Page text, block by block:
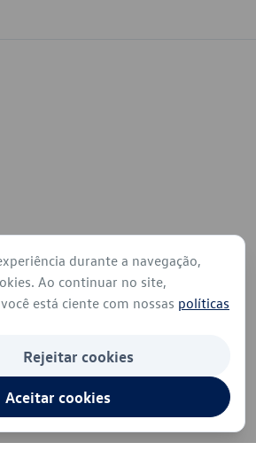
durante a navegação,
Ao continuar no site,
está ciente com nossas políticas
Rejeitar cookies
Aceitar cookies